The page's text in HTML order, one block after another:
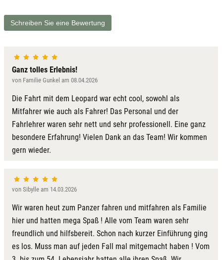
Schreiben Sie eine Bewertung
Ganz tolles Erlebnis!
von Familie Gunkel am 08.04.2026
Die Fahrt mit dem Leopard war echt cool, sowohl als
Mitfahrer wie auch als Fahrer! Das Personal und der
Fahrlehrer waren sehr nett und sehr professionell. Eine ganz
besondere Erfahrung! Vielen Dank an das Team! Wir kommen
gern wieder.
von Sibylle am 14.03.2026
Wir waren heut zum Panzer fahren und mitfahren als Familie
hier und hatten mega Spaß ! Alle vom Team waren sehr
freundlich und hilfsbereit. Schon nach kurzer Einführung ging
es los. Muss man auf jeden Fall mal mitgemacht haben ! Vom